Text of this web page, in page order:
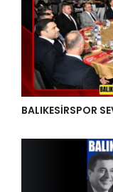
BALIKESİRSPOR